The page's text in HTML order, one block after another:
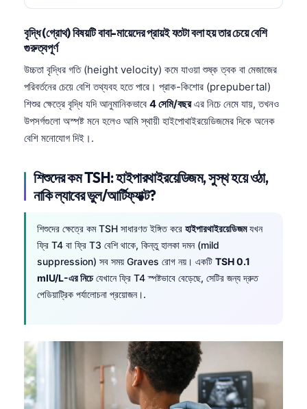
বৃদ্ধি (গ্রোথ) বিষয়টি বাবা-মায়েদের প্রায়ই যতটা বলা হয় তার চেয়ে বেশি
গুরুত্বপূর্ণ
উচ্চতা বৃদ্ধির গতি (height velocity) কমে যাওয়া শুষ্ক ত্বক বা মেজাজের
পরিবর্তনের চেয়ে বেশি তথ্যবহ হতে পারে। প্রাক-কিশোর (prepubertal)
শিশুর ক্ষেত্রে বৃদ্ধি যদি আনুমানিকভাবে 4 সেমি/বছরএর নিচে নেমে যায়, তখনও
উপসর্গগুলো অস্পষ্ট মনে হলেও আমি স্থায়ী হাইপোথাইরয়েডিজমের দিকে অনেক
বেশি মনোযোগ দিই।.
শিশুদের কম TSH: হাইপারথাইরয়েডিজম, সুস্থ হয়ে ওঠা,
নাকি ল্যাবের ভুল/আর্টিফ্যাক্ট?
শিশুদের ক্ষেত্রে কম TSH সাধারণত ইঙ্গিত করে হাইপারথাইরয়েডিজমযখন
ফ্রি T4 বা ফ্রি T3 বেশি থাকে, কিন্তু হালকা দমন (mild
suppression) সব সময় Graves রোগ নয়। একটি TSH 0.1
mIU/L-এর নিচেযেখানে ফ্রি T4 স্পষ্টভাবে বেড়েছে, সেটির জন্য দ্রুত
পেডিয়াট্রিক পর্যালোচনা প্রয়োজন।.